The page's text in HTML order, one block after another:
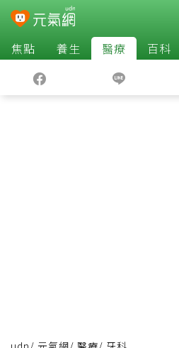
焦點 養生 醫療 百科